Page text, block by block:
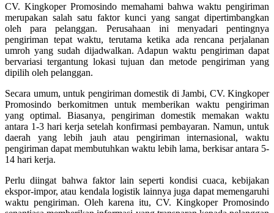
CV. Kingkoper Promosindo memahami bahwa waktu pengiriman
merupakan salah satu faktor kunci yang sangat dipertimbangkan
oleh para pelanggan. Perusahaan ini menyadari pentingnya
pengiriman tepat waktu, terutama ketika ada rencana perjalanan
umroh yang sudah dijadwalkan. Adapun waktu pengiriman dapat
bervariasi tergantung lokasi tujuan dan metode pengiriman yang
dipilih oleh pelanggan.
Secara umum, untuk pengiriman domestik di Jambi, CV. Kingkoper
Promosindo berkomitmen untuk memberikan waktu pengiriman
yang optimal. Biasanya, pengiriman domestik memakan waktu
antara 1-3 hari kerja setelah konfirmasi pembayaran. Namun, untuk
daerah yang lebih jauh atau pengiriman internasional, waktu
pengiriman dapat membutuhkan waktu lebih lama, berkisar antara 5-
14 hari kerja.
Perlu diingat bahwa faktor lain seperti kondisi cuaca, kebijakan
ekspor-impor, atau kendala logistik lainnya juga dapat memengaruhi
waktu pengiriman. Oleh karena itu, CV. Kingkoper Promosindo